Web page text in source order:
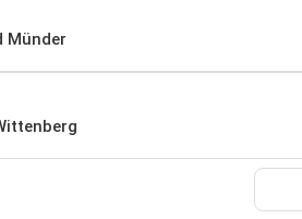
Münder